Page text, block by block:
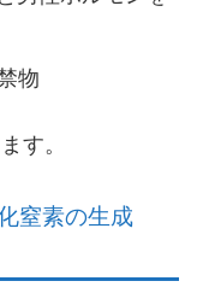
物
す。
窒素の生成